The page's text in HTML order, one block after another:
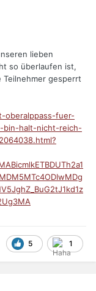
lieben
so überlaufen ist,
gesperrt
oberalppass-fuer-
bin-halt-nicht-reich-
5 1